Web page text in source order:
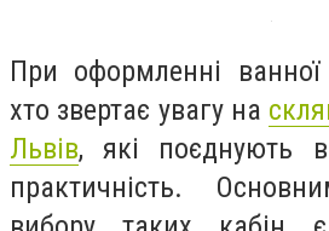
При оформленні ванної
хто звертає увагу на
Львів, які поєднують
практичність.